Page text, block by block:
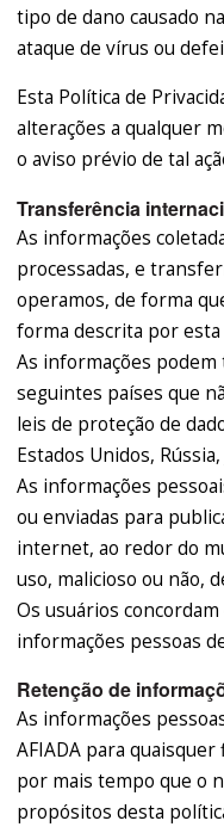
tipo de dano causado
ataque de vírus ou
Esta Política de
alterações a qualquer
o aviso prévio de tal
Transferência
As informações
processadas, e
operamos, de forma
forma descrita por
As informações
seguintes países que
leis de proteção de
Estados Unidos,
As informações
ou enviadas para
internet, ao redor do
uso, malicioso ou não,
Os usuários
informações pessoas
Retenção de
As informações
AFIADA para
por mais tempo que o
propósitos desta